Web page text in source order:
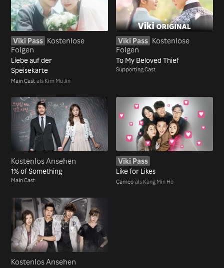
Viki Pass Kostenlose
Folgen
Liebe auf der
Speisekarte
Main Cast als Kim Mu Jin
Viki Pass Kostenlose
Folgen
To My Beloved Thief
Supporting Cast
Kostenlos Ansehen
1% of Something
Main Cast
Viki Pass
Like for Likes
Cameo als Kang Min Ho
Kostenlos Ansehen